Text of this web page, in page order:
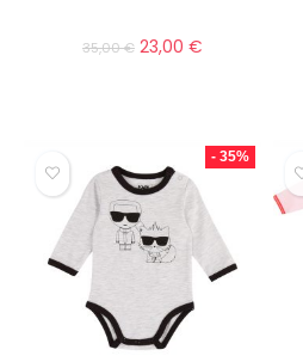
35,00€ 23,00 €
- 35%